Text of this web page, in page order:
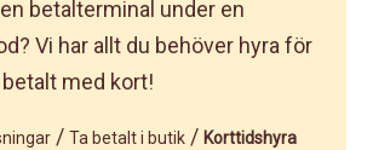
betalterminal under en
Vi har allt du behöver hyra för
med kort!
/Ta betalt i butik /Korttidshyra